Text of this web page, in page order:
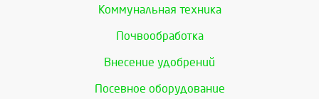
Коммунальная техника
Почвообработка
Внесение удобрений
Посевное оборудование